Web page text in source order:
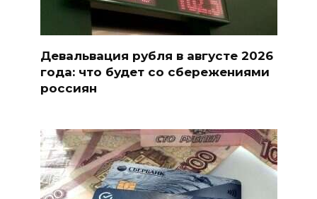
Девальвация рубля в августе 2026
года: что будет со сбережениями
россиян